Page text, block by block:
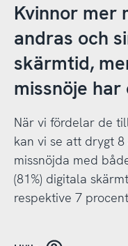
Kvinnor mer
andras och
skärmtid,
missnöje
När vi fördelar de
kan vi se att drygt
missnöjda med
(81%) digitala
respektive 7